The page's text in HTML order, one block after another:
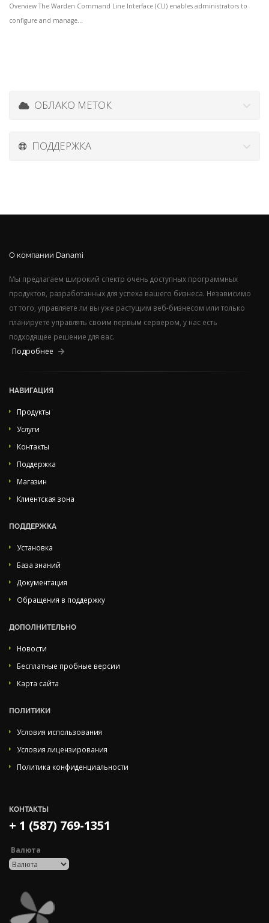
Overview The Warden Command Line Interface (CLI) enables administrators to
configure and manage...
ОБЛАКО МЕТОК
ПОДДЕРЖКА
О компании Danami
Мы предлагаем широкий спектр очень доступных программных
продуктов, разработанных для успеха вашего бизнеса. Независимо
от того, управляете ли вы уже растущим веб-бизнесом или только
планируете управлять своим первым сервером, у нас есть
подходящее решение для вас.
Подробнее
НАВИГАЦИЯ
Продукты
Услуги
Контакты
Поддержка
Магазин
Клиентская зона
ПОДДЕРЖКА
Установка
База знаний
Документация
Обращения в поддержку
ДОПОЛНИТЕЛЬНО
Новости
Бесплатные пробные версии
Карта сайта
ПОЛИТИКИ
Условия использования
Условия лицензирования
Политика конфиденциальности
КОНТАКТЫ
+ 1 (587) 769-1351
Валюта